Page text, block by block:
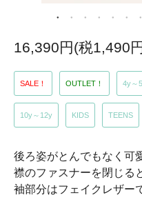
16,390円(税1,490
SALE！ OUTLET！ 4y～
10y～12y KIDS TEENS
後ろ姿がとんでもなく可
襟のファスナーを閉じる
袖部分はフェイクレザー